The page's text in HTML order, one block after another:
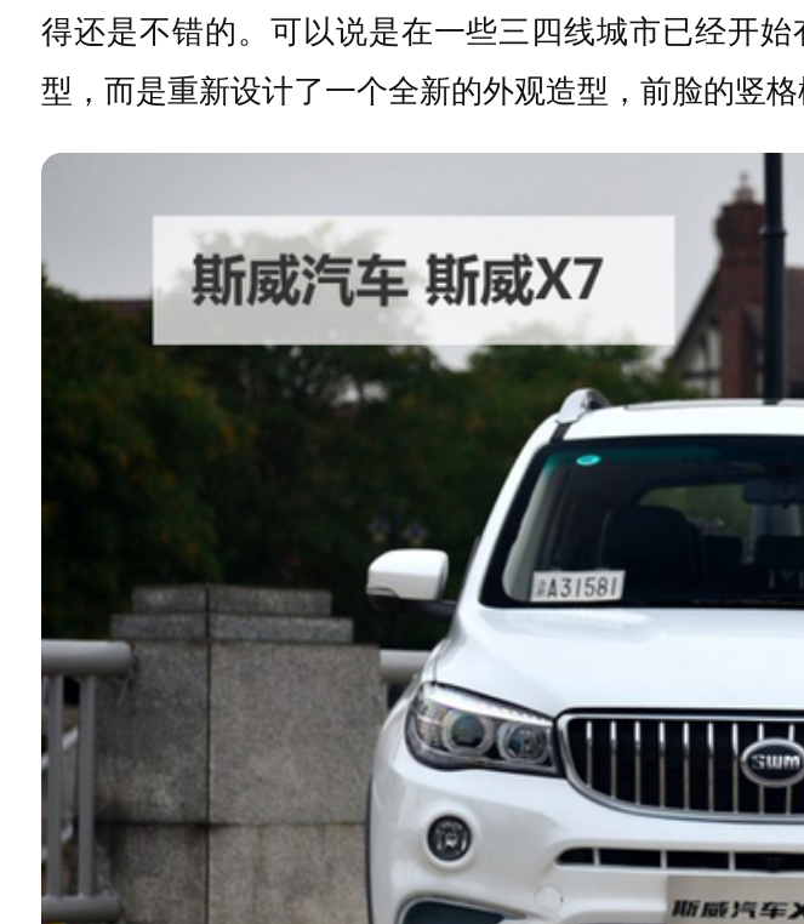
得还是不错的。可以说是在一些三四线城市已经开
型，而是重新设计了一个全新的外观造型，前脸的竖